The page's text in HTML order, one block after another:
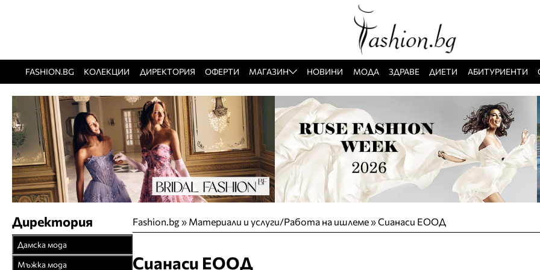
FASHION.BG КОЛЕКЦИИ ДИРЕКТОРИЯ ОФЕРТИ МАГАЗИН НОВИНИ МОДА ЗДРАВЕ ДИЕТИ АБИТУРИЕНТИ
Fashion.bg» Материали и услуги/Работа на ишлеме»Сианаси ЕООД
Сианаси ЕООД
Директория
Дамска мода
Връхни облекла
Мъжка мода